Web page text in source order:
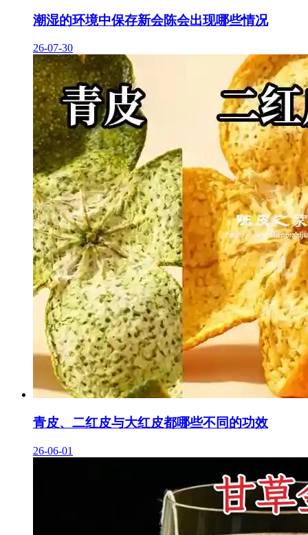
潮湿的环境中保存新会陈会出现哪些情况
26-07-30
青皮、二红皮与大红皮都哪些不同的功效
26-06-01